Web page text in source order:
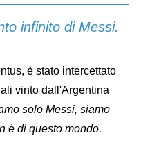
infinito di Messi.
è stato intercettato
vinto dall'Argentina
solo Messi, siamo
è di questo mondo.